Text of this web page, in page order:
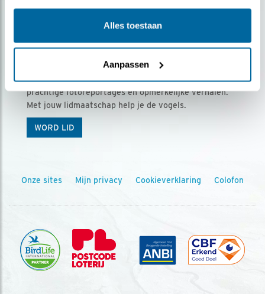
Alles toestaan
Aanpassen
Ontvang 5 x Vogels voor € 36,00 per jaar
Vogels is het tijdschrift voor onze leden, met
prachtige fotoreportages en opmerkelijke verhalen.
Met jouw lidmaatschap help je de vogels.
WORD LID
Onze sites Mijn privacy Cookieverklaring Colofon